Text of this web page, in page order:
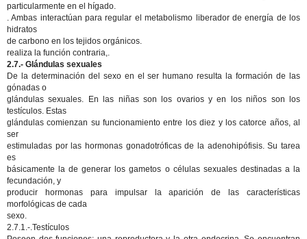
particularmente en el hígado.
. Ambas interactúan para regular el metabolismo liberador de energía de los
hidratos
de carbono en los tejidos orgánicos.
realiza la función contraria,.
2.7.- Glándulas sexuales
De la determinación del sexo en el ser humano resulta la formación de las
gónadas o
glándulas sexuales. En las niñas son los ovarios y en los niños son los
testículos. Estas
glándulas comienzan su funcionamiento entre los diez y los catorce años, al
ser
estimuladas por las hormonas gonadotróficas de la adenohipófisis. Su tarea
es
básicamente la de generar los gametos o células sexuales destinadas a la
fecundación, y
producir hormonas para impulsar la aparición de las características
morfológicas de cada
sexo.
2.7.1.-.Testículos